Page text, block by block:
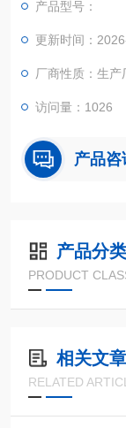
产品型号：
更新时间：
厂商性质：生产
访问量：1026
产品咨
产品分类
PRODUCT
相关文章
RELATED